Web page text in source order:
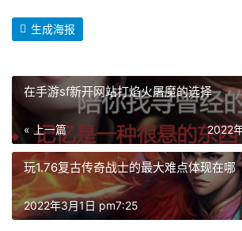
生成海报
在手游sf新开网站打焰火屠魔的选择
« 上一篇 2022
玩1.76复古传奇战士的最大难点体现在哪
2022年3月1日 pm7:25